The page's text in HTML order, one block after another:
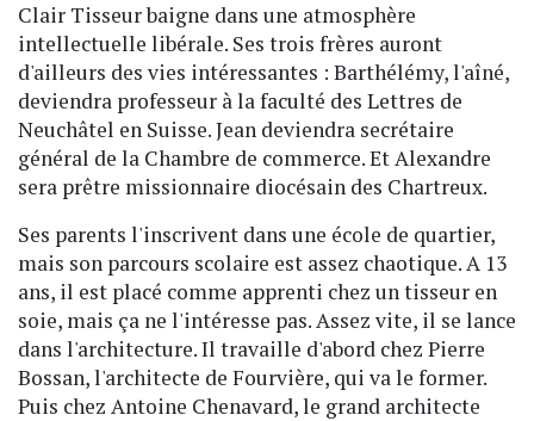
Clair Tisseur baigne dans une atmosphère
intellectuelle libérale. Ses trois frères auront
d'ailleurs des vies intéressantes : Barthélémy, l'aîné,
deviendra professeur à la faculté des Lettres de
Neuchâtel en Suisse. Jean deviendra secrétaire
général de la Chambre de commerce. Et Alexandre
sera prêtre missionnaire diocésain des Chartreux.
Ses parents l'inscrivent dans une école de quartier,
mais son parcours scolaire est assez chaotique. A 13
ans, il est placé comme apprenti chez un tisseur en
soie, mais ça ne l'intéresse pas. Assez vite, il se lance
dans l'architecture. Il travaille d'abord chez Pierre
Bossan, l'architecte de Fourvière, qui va le former.
Puis chez Antoine Chenavard, le grand architecte